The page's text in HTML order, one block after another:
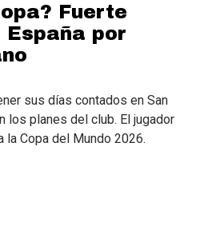
Fuerte
por
sus días contados en San
los planes del club. El jugador
la Copa del Mundo 2026.